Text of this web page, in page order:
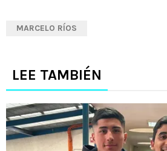
MARCELO RÍOS
LEE TAMBIÉN